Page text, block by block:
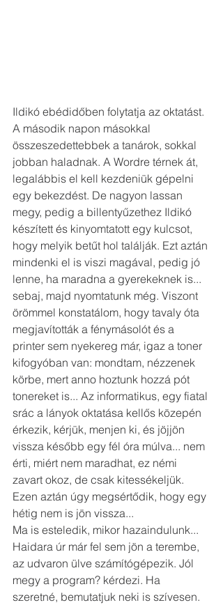
Ildikó ebédidőben folytatja az oktatást.
A második napon másokkal
összeszedettebbek a tanárok, sokkal
jobban haladnak. A Wordre térnek át,
legalábbis el kell kezdeniük gépelni
egy bekezdést. De nagyon lassan
megy, pedig a billentyűzethez Ildikó
készített és kinyomtatott egy kulcsot,
hogy melyik betűt hol találják. Ezt aztán
mindenki el is viszi magával, pedig jó
lenne, ha maradna a gyerekeknek is...
sebaj, majd nyomtatunk még. Viszont
örömmel konstatálom, hogy tavaly óta
megjavították a fénymásolót és a
printer sem nyekereg már, igaz a toner
kifogyóban van: mondtam, nézzenek
körbe, mert anno hoztunk hozzá pót
tonereket is... Az informatikus, egy fiatal
srác a lányok oktatása kellős közepén
érkezik, kérjük, menjen ki, és jöjjön
vissza később egy fél óra múlva... nem
érti, miért nem maradhat, ez némi
zavart okoz, de csak kitessékeljük.
Ezen aztán úgy megsértődik, hogy egy
hétig nem is jön vissza...
Ma is esteledik, mikor hazaindulunk...
Haidara úr már fel sem jön a terembe,
az udvaron ülve számítógépezik. Jól
megy a program? kérdezi. Ha
szeretné, bemutatjuk neki is szívesen.